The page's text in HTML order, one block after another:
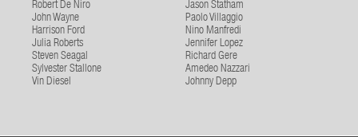
Robert De Niro
Jason Statham
John Wayne
Paolo Villaggio
Harrison Ford
Nino Manfredi
Julia Roberts
Jennifer Lopez
Steven Seagal
Richard Gere
Sylvester Stallone
Amedeo Nazzari
Vin Diesel
Johnny Depp